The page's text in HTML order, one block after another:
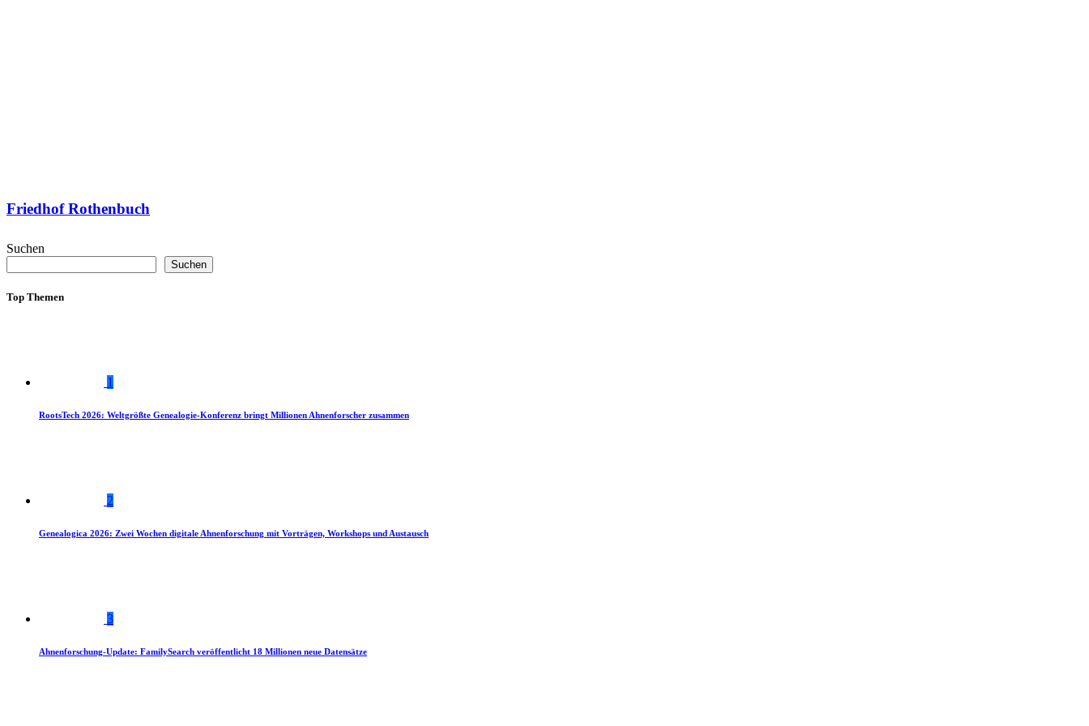
Friedhof Rothenbuch
Suchen
Suchen
Top Themen
1
RootsTech 2026: Weltgrößte Genealogie-Konferenz bringt Millionen Ahnenforscher zusammen
2
Genealogica 2026: Zwei Wochen digitale Ahnenforschung mit Vorträgen, Workshops und Austausch
3
Ahnenforschung-Update: FamilySearch veröffentlicht 18 Millionen neue Datensätze